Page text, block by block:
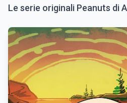
Le serie originali Peanuts di